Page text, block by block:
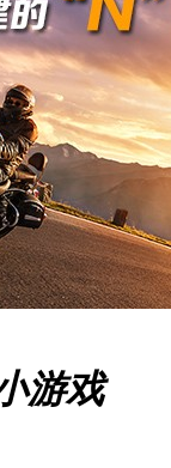
游戏